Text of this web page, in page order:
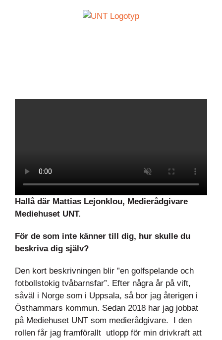
Hallå där Mattias Lejonklou, Medierådgivare
Mediehuset UNT.
För de som inte känner till dig, hur skulle du
beskriva dig själv?
Den kort beskrivningen blir ”en golfspelande och
fotbollstokig tvåbarnsfar”. Efter några år på vift,
såväl i Norge som i Uppsala, så bor jag återigen i
Östhammars kommun. Sedan 2018 har jag jobbat
på Mediehuset UNT som medierådgivare. I den
rollen får jag framförallt utlopp för min drivkraft att